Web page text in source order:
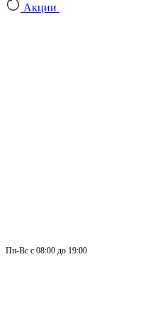
Акции
Пн-Вс с 08:00 до 19:00